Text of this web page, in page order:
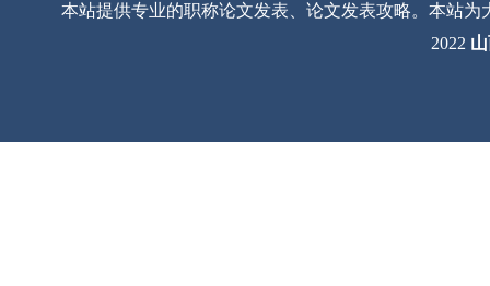
本站提供专业的职称论文发表、论文发表攻略。本站
2022